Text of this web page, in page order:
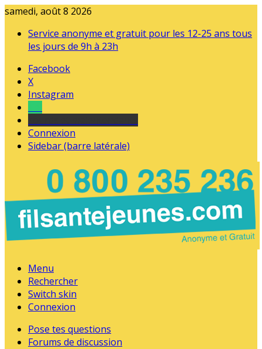
samedi, août 8 2026
Service anonyme et gratuit pour les 12-25 ans tous
les jours de 9h à 23h
Facebook
X
Instagram
Connexion
Sidebar (barre latérale)
Menu
Rechercher
Switch skin
Connexion
Pose tes questions
Forums de discussion